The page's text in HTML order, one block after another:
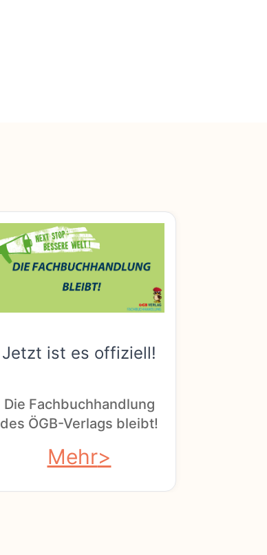
Jetzt ist es offiziell!
Die Fachbuchhandlung
des ÖGB-Verlags bleibt!
Mehr